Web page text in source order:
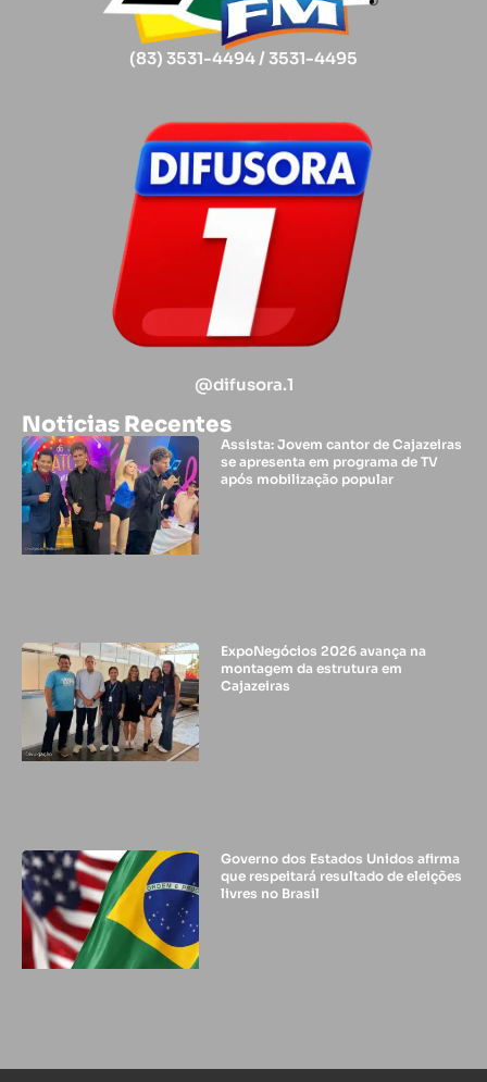
(83) 3531-4494 / 3531-4495
@difusora.1
Noticias Recentes
Assista: Jovem cantor de Cajazeiras
se apresenta em programa de TV
após mobilização popular
ExpoNegócios 2026 avança na
montagem da estrutura em
Cajazeiras
Governo dos Estados Unidos afirma
que respeitará resultado de eleições
livres no Brasil